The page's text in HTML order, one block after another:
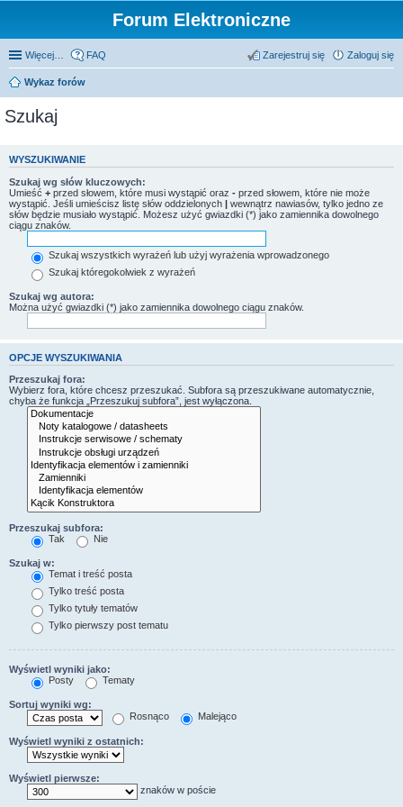
Forum Elektroniczne
Więcej… FAQ Zaloguj się
Zarejestruj się
Wykaz forów
Szukaj
WYSZUKIWANIE
Szukaj wg słów kluczowych:
Umieść + przed słowem, które musi wystąpić oraz - przed słowem, które nie może
wystąpić. Jeśli umieścisz listę słów oddzielonych | wewnątrz nawiasów, tylko jedno ze
słów będzie musiało wystąpić. Możesz użyć gwiazdki (*) jako zamiennika dowolnego
ciągu znaków.
Szukaj wszystkich wyrażeń lub użyj wyrażenia wprowadzonego
Szukaj któregokolwiek z wyrażeń
Szukaj wg autora:
Można użyć gwiazdki (*) jako zamiennika dowolnego ciągu znaków.
OPCJE WYSZUKIWANIA
Przeszukaj fora:
Wybierz fora, które chcesz przeszukać. Subfora są przeszukiwane automatycznie,
chyba że funkcja „Przeszukuj subfora”, jest wyłączona.
Przeszukaj subfora:
Tak
Nie
Szukaj w:
Temat i treść posta
Tylko treść posta
Tylko tytuły tematów
Tylko pierwszy post tematu
Wyświetl wyniki jako:
Posty
Tematy
Sortuj wyniki wg:
Rosnąco
Malejąco
Wyświetl wyniki z ostatnich:
Wyświetl pierwsze:
znaków w poście